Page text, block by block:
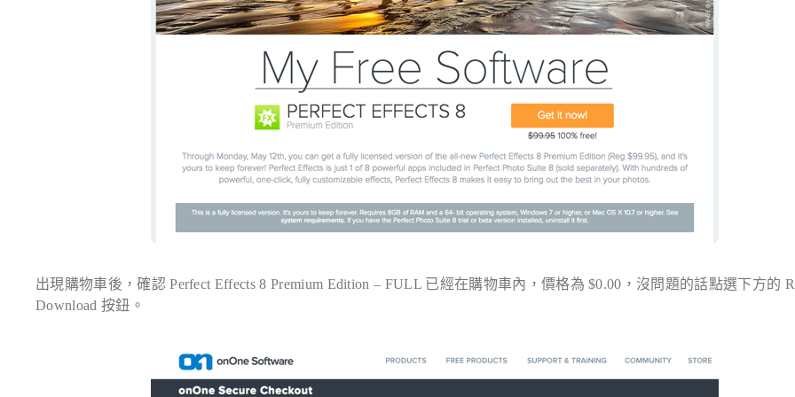
出現購物車後，確認 Perfect Effects 8 Premium Edition – FULL 已經在購物車內，價格為 $0.00，沒問題的話點選下方的
Download 按鈕。